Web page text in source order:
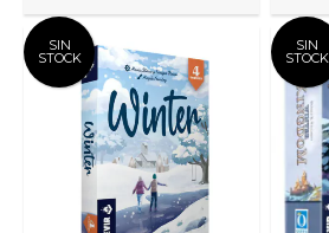
SIN
STOCK
SIN
STOCK